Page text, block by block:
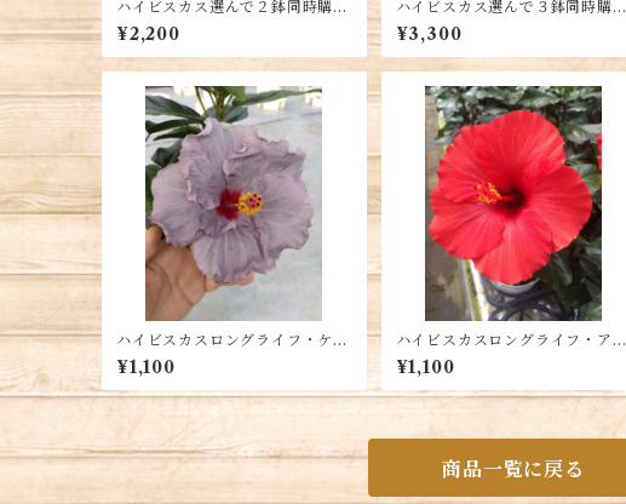
ハイビスカス選んで２鉢同時購
入 送料別
¥2,200
ハイビスカス選んで３鉢同時購
入 送料別
¥3,300
ハイビスカスロングライフ・ケイ
ト ５号鉢 送料別
¥1,100
ハイビスカスロングライフ・アフ
ロディーテ 5号鉢 送料別
¥1,100
商品一覧に戻る